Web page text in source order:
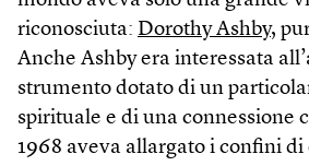
riconosciuta: Dorothy Ashby,
Anche Ashby era interessata
strumento dotato di un
spirituale e di una connessione
1968 aveva allargato i confini di